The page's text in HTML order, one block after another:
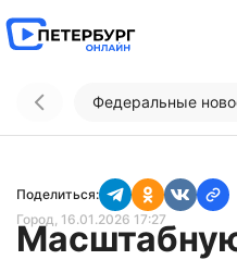
Федеральные
Поделиться:
Город, 16.01.2026 17:27